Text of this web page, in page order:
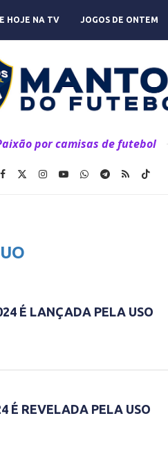
HOJE NA TV JOGOS DE ONTEM
por camisas de futebol
É LANÇADA PELA USO
É REVELADA PELA USO